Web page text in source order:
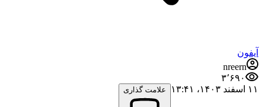
آیفون
nreern
۳٬۶۹۰
۱۱ اسفند ۱۴۰۳،‏ ۱۳:۴۱
علامت گذاری